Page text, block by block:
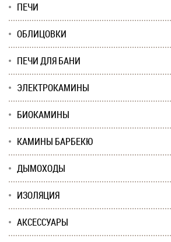
ПЕЧИ
ОБЛИЦОВКИ
ПЕЧИ ДЛЯ БАНИ
ЭЛЕКТРОКАМИНЫ
БИОКАМИНЫ
КАМИНЫ БАРБЕКЮ
ДЫМОХОДЫ
ИЗОЛЯЦИЯ
АКСЕССУАРЫ